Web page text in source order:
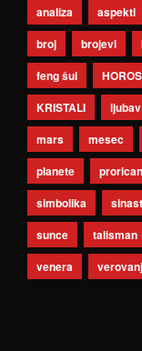
analiza aspekti
broj
brojevi
feng šui
KRISTALI
ljubav
mars
mesec
planete
simbolika
sunce
talisman
venera